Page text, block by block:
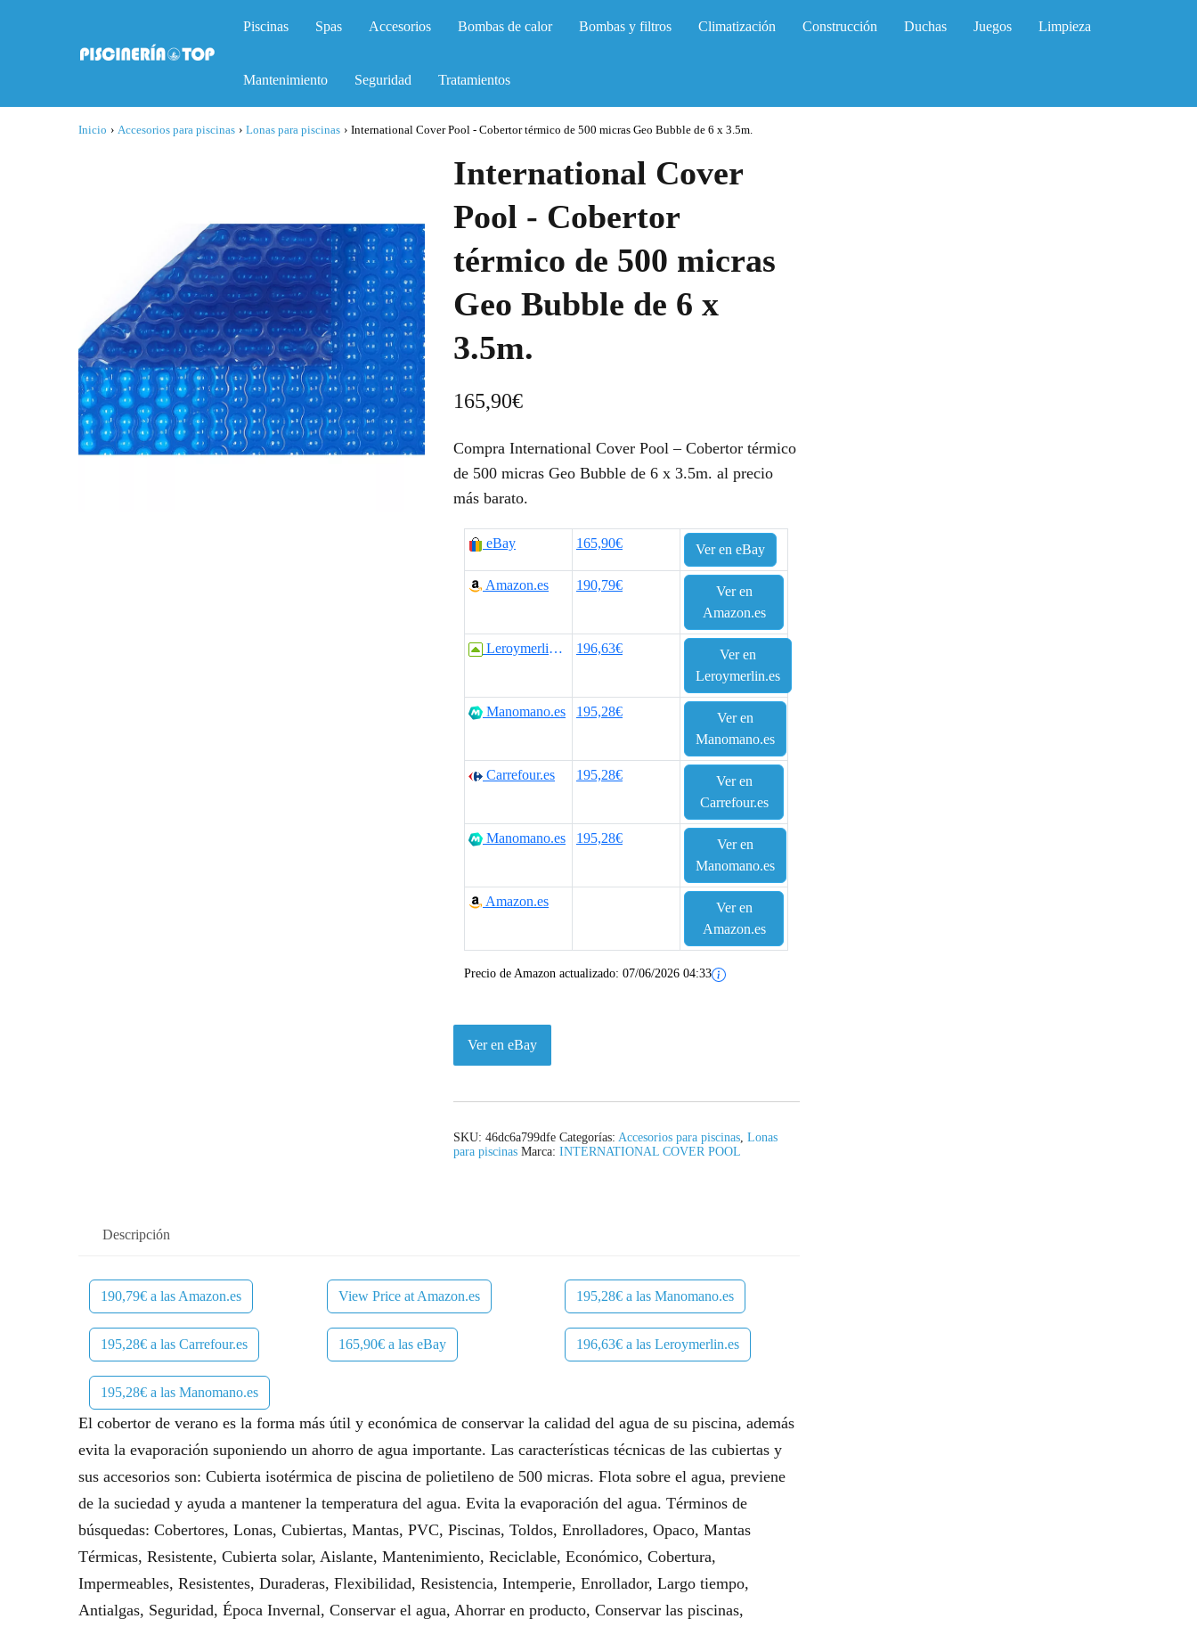
Piscinas Spas Accesorios Bombas de calor Bombas y filtros Climatización Construcción Duchas Juegos Limpieza
Mantenimiento Seguridad Tratamientos
Inicio › Accesorios para piscinas › Lonas para piscinas › International Cover Pool - Cobertor térmico de 500 micras Geo Bubble de 6 x 3.5m.
International Cover
Pool - Cobertor
térmico de 500 micras
Geo Bubble de 6 x
3.5m.
165,90€
Compra International Cover Pool – Cobertor térmico
de 500 micras Geo Bubble de 6 x 3.5m. al precio
más barato.
eBay 165,90€ Ver en eBay
Amazon.es 190,79€
Ver en
Amazon.es
Leroymerlin.es 196,63€
Ver en
Leroymerlin.es
Manomano.es 195,28€
Ver en
Manomano.es
Carrefour.es 195,28€
Ver en
Carrefour.es
Manomano.es 195,28€
Ver en
Manomano.es
Amazon.es
Ver en
Amazon.es
Precio de Amazon actualizado: 07/06/2026 04:33
Ver en eBay
SKU: 46dc6a799dfe Categorías: Accesorios para piscinas, Lonas
para piscinas Marca: INTERNATIONAL COVER POOL
Descripción
190,79€ a las Amazon.es View Price at Amazon.es 195,28€ a las Manomano.es
195,28€ a las Carrefour.es 165,90€ a las eBay 196,63€ a las Leroymerlin.es
195,28€ a las Manomano.es
El cobertor de verano es la forma más útil y económica de conservar la calidad del agua de su piscina, además
evita la evaporación suponiendo un ahorro de agua importante. Las características técnicas de las cubiertas y
sus accesorios son: Cubierta isotérmica de piscina de polietileno de 500 micras. Flota sobre el agua, previene
de la suciedad y ayuda a mantener la temperatura del agua. Evita la evaporación del agua. Términos de
búsquedas: Cobertores, Lonas, Cubiertas, Mantas, PVC, Piscinas, Toldos, Enrolladores, Opaco, Mantas
Térmicas, Resistente, Cubierta solar, Aislante, Mantenimiento, Reciclable, Económico, Cobertura,
Impermeables, Resistentes, Duraderas, Flexibilidad, Resistencia, Intemperie, Enrollador, Largo tiempo,
Antialgas, Seguridad, Época Invernal, Conservar el agua, Ahorrar en producto, Conservar las piscinas,